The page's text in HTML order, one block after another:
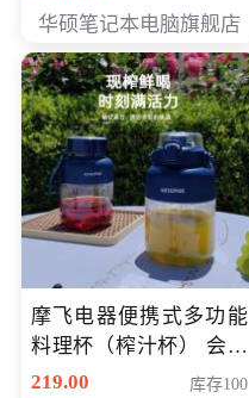
华硕笔记本电脑旗舰店
摩飞电器便携式多功能
料理杯（榨汁杯） 会员
专享价118元
219.00 库存100